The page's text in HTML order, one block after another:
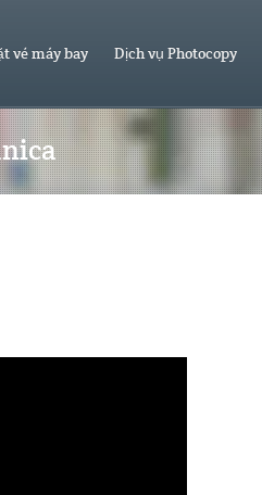
vé máy bay Dịch vụ Photocopy